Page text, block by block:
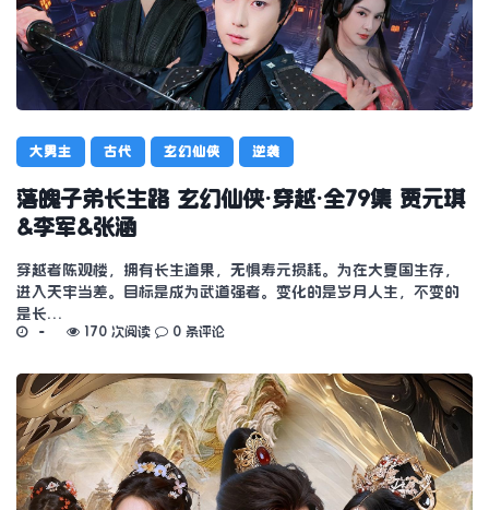
大男主 古代 玄幻仙侠 逆袭
落魄子弟长生路 玄幻仙侠·穿越·全79集 贾元琪
&李军&张涵
穿越者陈观楼，拥有长生道果，无惧寿元损耗。为在大夏国生存，
进入天牢当差。目标是成为武道强者。变化的是岁月人生，不变的
是长…
170 次阅读 0 条评论